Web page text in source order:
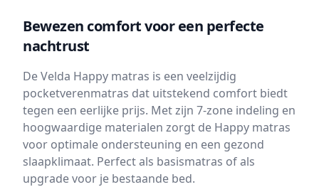
Bewezen comfort voor een perfecte
nachtrust
De Velda Happy matras is een veelzijdig
pocketverenmatras dat uitstekend comfort biedt
tegen een eerlijke prijs. Met zijn 7-zone indeling en
hoogwaardige materialen zorgt de Happy matras
voor optimale ondersteuning en een gezond
slaapklimaat. Perfect als basismatras of als
upgrade voor je bestaande bed.